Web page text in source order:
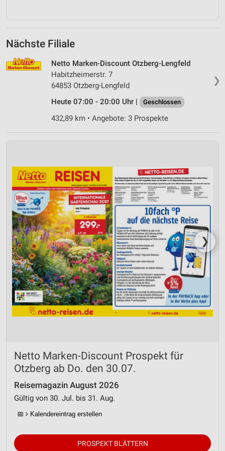
Nächste Filiale
❯
Netto Marken-Discount Otzberg-Lengfeld
Habitzheimerstr. 7
64853 Otzberg-Lengfeld
Heute 07:00 - 20:00 Uhr |
Geschlossen
432,89 km • Angebote: 3 Prospekte
❯
Netto Marken-Discount Prospekt für
Otzberg ab Do. den 30.07.
Reisemagazin August 2026
Gültig von 30. Jul. bis 31. Aug.
📅 Kalendereintrag erstellen
PROSPEKT BLÄTTERN